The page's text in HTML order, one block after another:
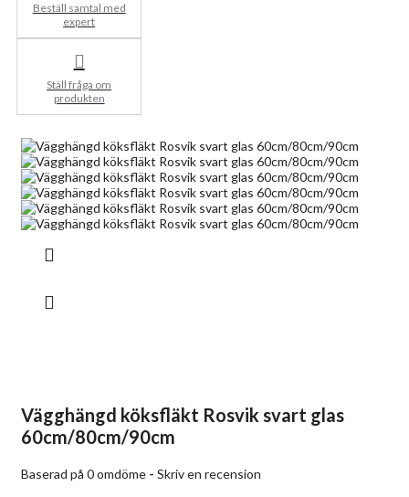
Beställ samtal med
expert
Ställ fråga om
produkten
Vägghängd köksfläkt Rosvik svart glas
60cm/80cm/90cm
Baserad på 0 omdöme - Skriv en recension